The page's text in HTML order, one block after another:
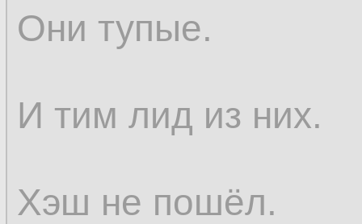
Они тупые.
И тим лид из них.
Хэш не пошёл.